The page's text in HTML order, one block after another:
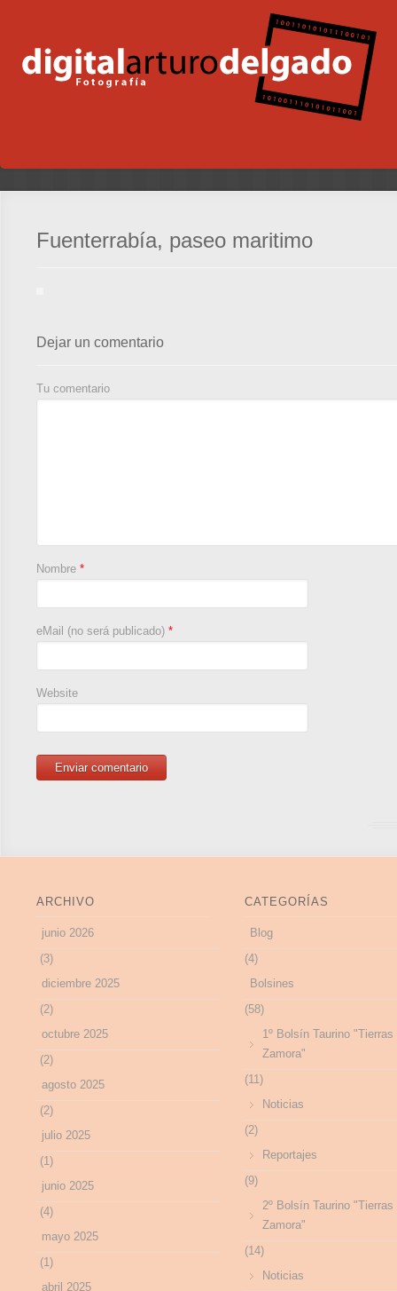
Fuenterrabía, paseo maritimo
Dejar un comentario
Tu comentario
Nombre *
eMail (no será publicado) *
Website
ARCHIVO
junio 2026
(3)
diciembre 2025
(2)
octubre 2025
(2)
agosto 2025
(2)
julio 2025
(1)
junio 2025
(4)
mayo 2025
(1)
abril 2025
CATEGORÍAS
Blog
(4)
Bolsines
(58)
1º Bolsín Taurino "Tierras
Zamora"
(11)
Noticias
(2)
Reportajes
(9)
2º Bolsín Taurino "Tierras
Zamora"
(14)
Noticias